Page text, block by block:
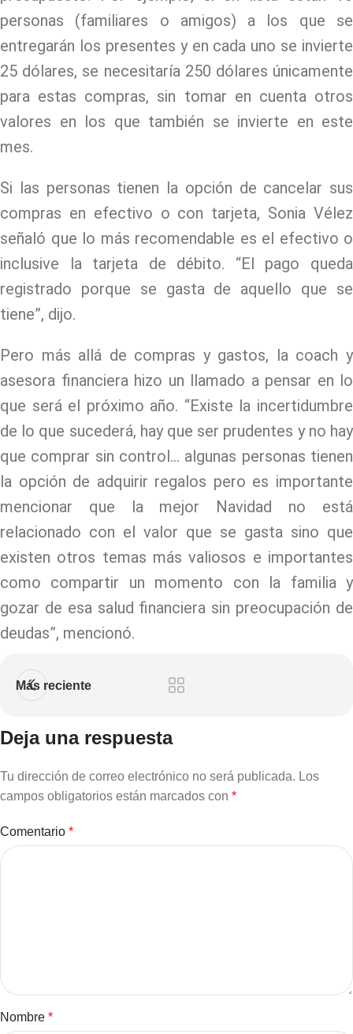
personas (familiares o amigos) a los que se
entregarán los presentes y en cada uno se invierte
25 dólares, se necesitaría 250 dólares únicamente
para estas compras, sin tomar en cuenta otros
valores en los que también se invierte en este
mes.
Si las personas tienen la opción de cancelar sus
compras en efectivo o con tarjeta, Sonia Vélez
señaló que lo más recomendable es el efectivo o
inclusive la tarjeta de débito. “El pago queda
registrado porque se gasta de aquello que se
tiene”, dijo.
Pero más allá de compras y gastos, la coach y
asesora financiera hizo un llamado a pensar en lo
que será el próximo año. “Existe la incertidumbre
de lo que sucederá, hay que ser prudentes y no hay
que comprar sin control… algunas personas tienen
la opción de adquirir regalos pero es importante
mencionar que la mejor Navidad no está
relacionado con el valor que se gasta sino que
existen otros temas más valiosos e importantes
como compartir un momento con la familia y
gozar de esa salud financiera sin preocupación de
deudas”, mencionó.
Más reciente
Deja una respuesta
Tu dirección de correo electrónico no será publicada. Los
campos obligatorios están marcados con *
Comentario *
Nombre *